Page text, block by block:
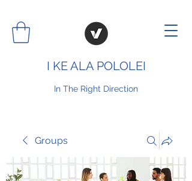
I KE ALA POLOLEI
In The Right Direction
Groups